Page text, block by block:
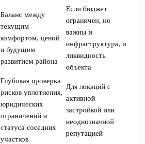
Баланс между
текущим
комфортом, ценой
и будущим
развитием района
Если бюджет
ограничен, но
важны и
инфраструктура, и
ликвидность
объекта
Глубокая проверка
рисков уплотнения,
юридических
ограничений и
статуса соседних
участков
Для локаций с
активной
застройкой или
неоднозначной
репутацией